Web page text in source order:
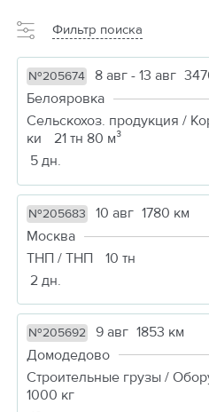
Фильтр поиска
№205674 8 авг - 13 авг
Белояровка
Сельскохоз. продукция /
ки
21 тн 80 м³
5 дн.
№205683 10 авг 1780 км
Москва
ТНП / ТНП
10 тн
2 дн.
№205692 9 авг 1853 км
Домодедово
Строительные грузы /
1000 кг